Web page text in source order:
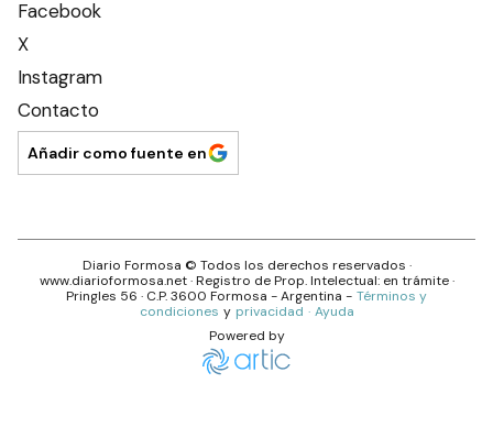
Facebook
X
Instagram
Contacto
Añadir como fuente en
Diario Formosa © Todos los derechos reservados ·
www.diarioformosa.net · Registro de Prop. Intelectual: en trámite ·
Pringles 56 · C.P.3600 Formosa - Argentina - Términos y
condiciones y privacidad · Ayuda
Powered by